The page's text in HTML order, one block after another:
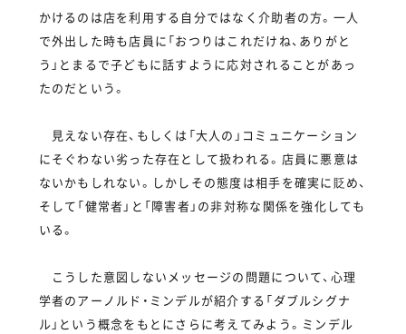
かけるのは店を利用する自分ではなく介助者の方。一人
で外出した時も店員に「おつりはこれだけね、ありがと
う」とまるで子どもに話すように応対されることがあっ
たのだという。
見えない存在、もしくは「大人の」コミュニケーション
にそぐわない劣った存在として扱われる。店員に悪意は
ないかもしれない。しかしその態度は相手を確実に貶め、
そして「健常者」と「障害者」の非対称な関係を強化しても
いる。
こうした意図しないメッセージの問題について、心理
学者のアーノルド・ミンデルが紹介する「ダブルシグナ
ル」という概念をもとにさらに考えてみよう。ミンデル